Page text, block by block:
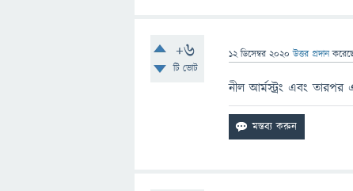
+6
টি ভোট
12 ডিসেম্বর 2020 উত্তর প্রদান
নীল আর্মস্ট্রং এবং